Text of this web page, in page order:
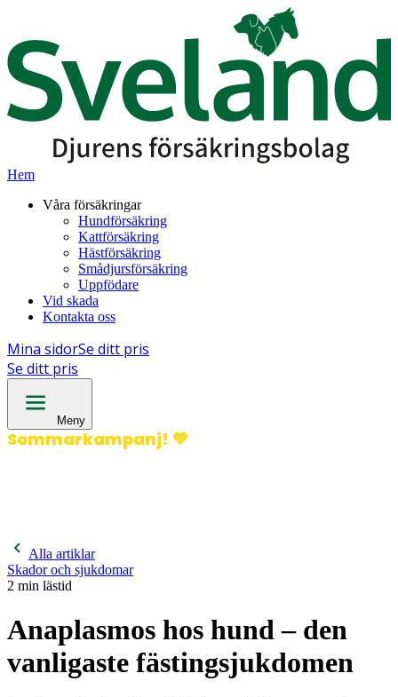
Hem
Våra försäkringar
Hundförsäkring
Kattförsäkring
Hästförsäkring
Smådjursförsäkring
Uppfödare
Vid skada
Kontakta oss
Mina sidorSe ditt pris
Se ditt pris
Meny
Sommarkampanj! 💚
Alla artiklar
Skador och sjukdomar
2 min lästid
Anaplasmos hos hund – den
vanligaste fästingsjukdomen